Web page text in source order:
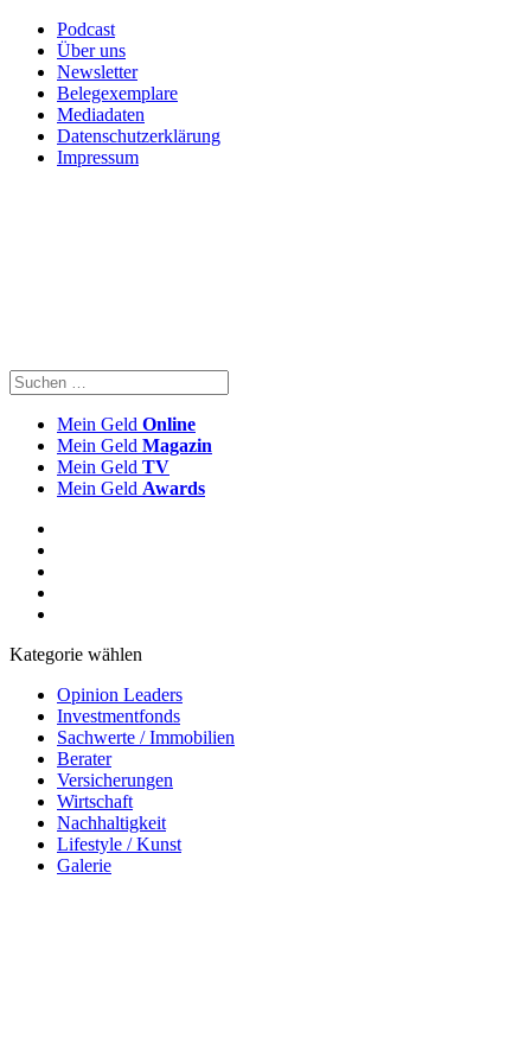
Podcast
Über uns
Newsletter
Belegexemplare
Mediadaten
Datenschutzerklärung
Impressum
Mein Geld Online
Mein Geld Magazin
Mein Geld TV
Mein Geld Awards
Kategorie wählen
Opinion Leaders
Investmentfonds
Sachwerte / Immobilien
Berater
Versicherungen
Wirtschaft
Nachhaltigkeit
Lifestyle / Kunst
Galerie